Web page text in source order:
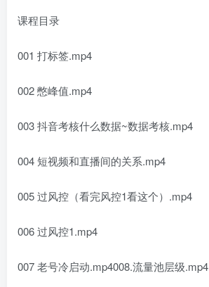
课程目录
001 打标签.mp4
002 憋峰值.mp4
003 抖音考核什么数据~数据考核.mp4
004 短视频和直播间的关系.mp4
005 过风控（看完风控1看这个）.mp4
006 过风控1.mp4
007 老号冷启动.mp4008.流量池层级.mp4